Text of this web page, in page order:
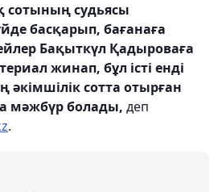
сотының судьясы
басқарып, бағанаға
Бақыткүл Қадыроваға
жинап, бұл істі енді
сотта отырған
мәжбүр болады, деп
.